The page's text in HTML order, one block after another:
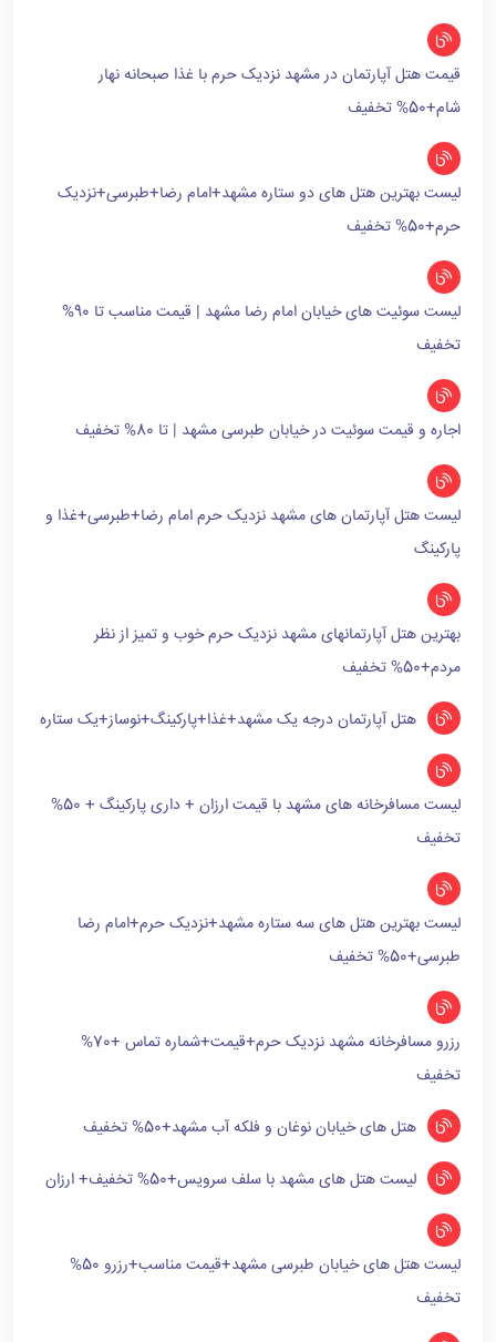
قیمت هتل آپارتمان در مشهد نزدیک حرم با غذا صبحانه نهار
شام+50% تخفیف
لیست بهترین هتل های دو ستاره مشهد+امام رضا+طبرسی+نزدیک
حرم+50% تخفیف
لیست سوئیت های خیابان امام رضا مشهد | قیمت مناسب تا 90%
تخفیف
اجاره و قیمت سوئیت در خیابان طبرسی مشهد | تا 80% تخفیف
لیست هتل آپارتمان های مشهد نزدیک حرم امام رضا+طبرسی+غذا و
پارکینگ
بهترین هتل آپارتمانهای مشهد نزدیک حرم خوب و تمیز از نظر
مردم+50% تخفیف
هتل آپارتمان درجه یک مشهد+غذا+پارکینگ+نوساز+یک ستاره
لیست مسافرخانه های مشهد با قیمت ارزان + داری پارکینگ + 50%
تخفیف
لیست بهترین هتل های سه ستاره مشهد+نزدیک حرم+امام رضا
طبرسی+50% تخفیف
رزرو مسافرخانه مشهد نزدیک حرم+قیمت+شماره تماس +70%
تخفیف
هتل های خیابان نوغان و فلکه آب مشهد+50% تخفیف
لیست هتل های مشهد با سلف سرویس+50% تخفیف+ ارزان
لیست هتل های خیابان طبرسی مشهد+قیمت مناسب+رزرو 50%
تخفیف